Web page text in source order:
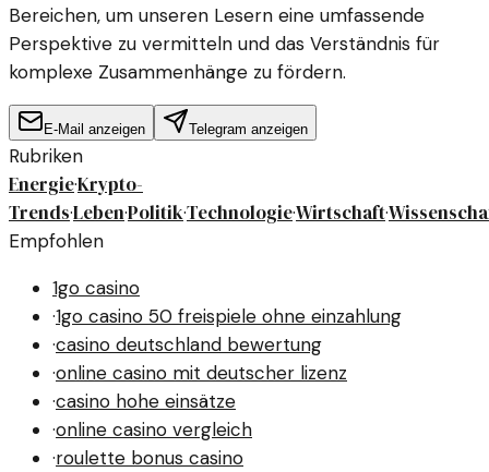
Bereichen, um unseren Lesern eine umfassende
Perspektive zu vermitteln und das Verständnis für
komplexe Zusammenhänge zu fördern.
E-Mail anzeigen Telegram anzeigen
Rubriken
Energie·Krypto-
Trends·Leben·Politik·Technologie·Wirtschaft·
Empfohlen
1go casino
·1go casino 50 freispiele ohne einzahlung
·casino deutschland bewertung
·online casino mit deutscher lizenz
·casino hohe einsätze
·online casino vergleich
·roulette bonus casino